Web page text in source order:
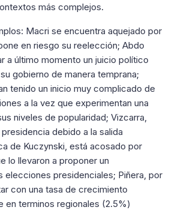
más complejos.
Macri se encuentra aquejado por
en riesgo su reelección; Abdo
a último momento un juicio político
gobierno de manera temprana;
tenido un inicio muy complicado de
a la vez que experimentan una
niveles de popularidad; Vizcarra,
debido a la salida
de Kuczynski, está acosado por
lo llevaron a proponer un
elecciones presidenciales; Piñera, por
con una tasa de crecimiento
en terminos regionales (2.5%)